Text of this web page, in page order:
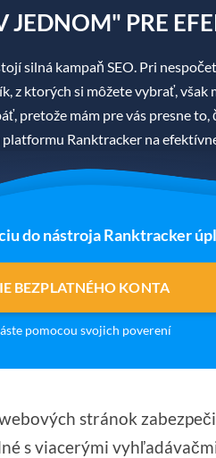
JEDNOM" PRE
silná kampaň SEO. Pri
z ktorých si môžete vybrať, však
pretože mám pre vás presne to,
Ranktracker na
do nástroja Ranktracker
BEZPLATNÉHO KONTA
pomocou svojich poverení
stránok
s viacerými